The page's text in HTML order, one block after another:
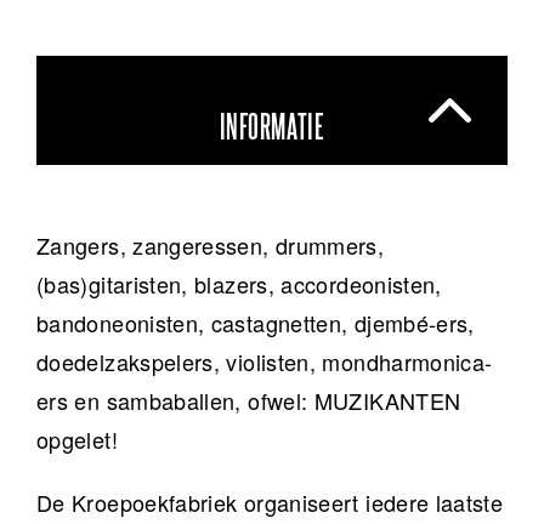
INFORMATIE
Zangers, zangeressen, drummers,
(bas)gitaristen, blazers, accordeonisten,
bandoneonisten, castagnetten, djembé-ers,
doedelzakspelers, violisten, mondharmonica-
ers en sambaballen, ofwel: MUZIKANTEN
opgelet!
De Kroepoekfabriek organiseert iedere laatste